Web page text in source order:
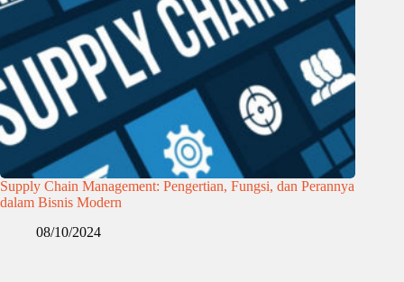
Supply Chain Management: Pengertian, Fungsi, dan Perannya
dalam Bisnis Modern
08/10/2024